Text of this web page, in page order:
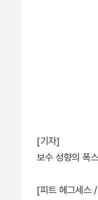
[기자]
보수 성향의 폭
[피트 헤그세스